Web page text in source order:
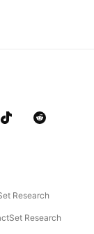
Research
Research